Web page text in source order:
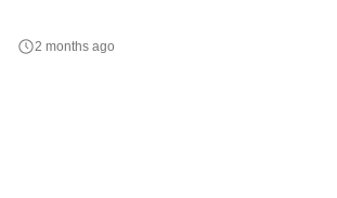
がい AIエンジニアとして、ゼロから価値を創出する挑戦ができま
す。長く日本経済を支えてきた製造業界にお
2 months ago